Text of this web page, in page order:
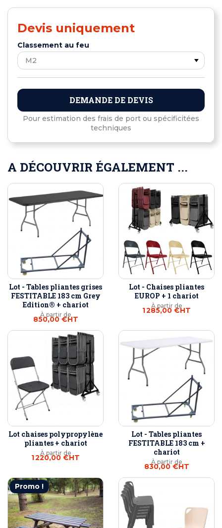
Devis uniquement
Classement au feu
DEMANDE DE DEVIS
Pour estimation des frais de port ou spécificitées
techniques
A DÉCOUVRIR ÉGALEMENT ...
Lot - Tables pliantes grises
FESTITABLE 183 cm Grey
Edition® + chariot
À partir de
850,00 €HT
Lot - Chaises pliantes
EUROP + 1 chariot
À partir de
1 285,00 €HT
Lot chaises polypropylène
pliantes + chariot
À partir de
1 220,00 €HT
Lot - Tables pliantes
FESTITABLE 183 cm +
chariot
À partir de
830,00 €HT
Promo !